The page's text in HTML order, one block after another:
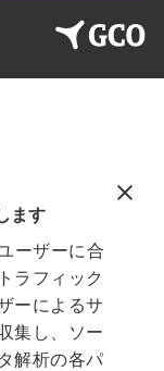
ます
ーザーに合
ラフィック
ーによるサ
集し、ソー
解析の各パ